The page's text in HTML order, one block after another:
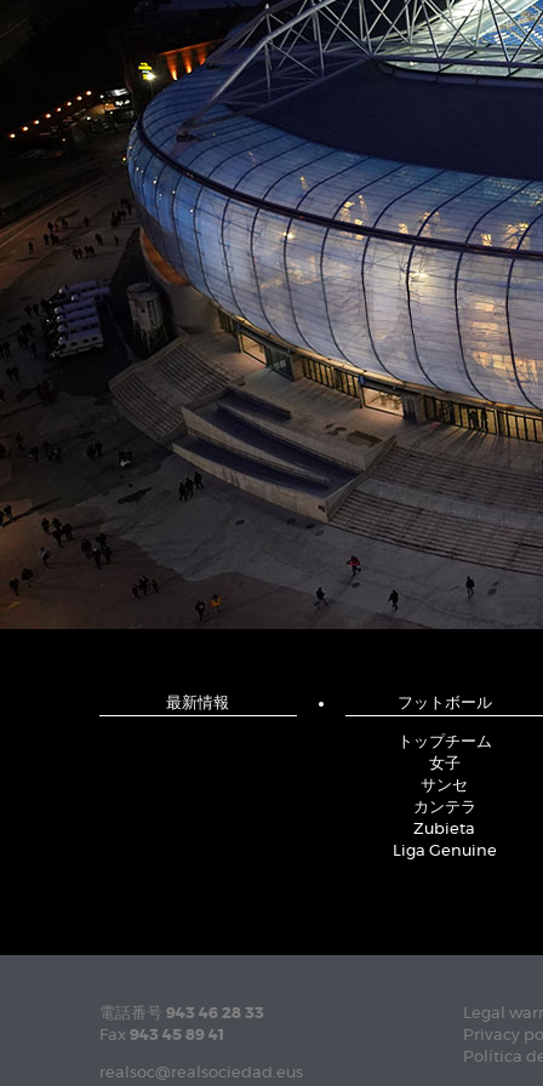
最新情報 フットボール
トップチーム
女子
サンセ
カンテラ
Zubieta
Liga Genuine
電話番号 943 46 28 33
Fax 943 45 89 41
realsoc@realsociedad.eus
Legal
Privacy
Política